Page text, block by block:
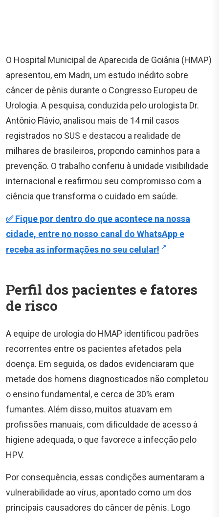
O Hospital Municipal de Aparecida de Goiânia (HMAP)
apresentou, em Madri, um estudo inédito sobre
câncer de pênis durante o Congresso Europeu de
Urologia. A pesquisa, conduzida pelo urologista Dr.
Antônio Flávio, analisou mais de 14 mil casos
registrados no SUS e destacou a realidade de
milhares de brasileiros, propondo caminhos para a
prevenção. O trabalho conferiu à unidade visibilidade
internacional e reafirmou seu compromisso com a
ciência que transforma o cuidado em saúde.
✅ Fique por dentro do que acontece na nossa
cidade, entre no nosso canal do WhatsApp e
receba as informações no seu celular!
Perfil dos pacientes e fatores
de risco
A equipe de urologia do HMAP identificou padrões
recorrentes entre os pacientes afetados pela
doença. Em seguida, os dados evidenciaram que
metade dos homens diagnosticados não completou
o ensino fundamental, e cerca de 30% eram
fumantes. Além disso, muitos atuavam em
profissões manuais, com dificuldade de acesso à
higiene adequada, o que favorece a infecção pelo
HPV.
Por consequência, essas condições aumentaram a
vulnerabilidade ao vírus, apontado como um dos
principais causadores do câncer de pênis. Logo